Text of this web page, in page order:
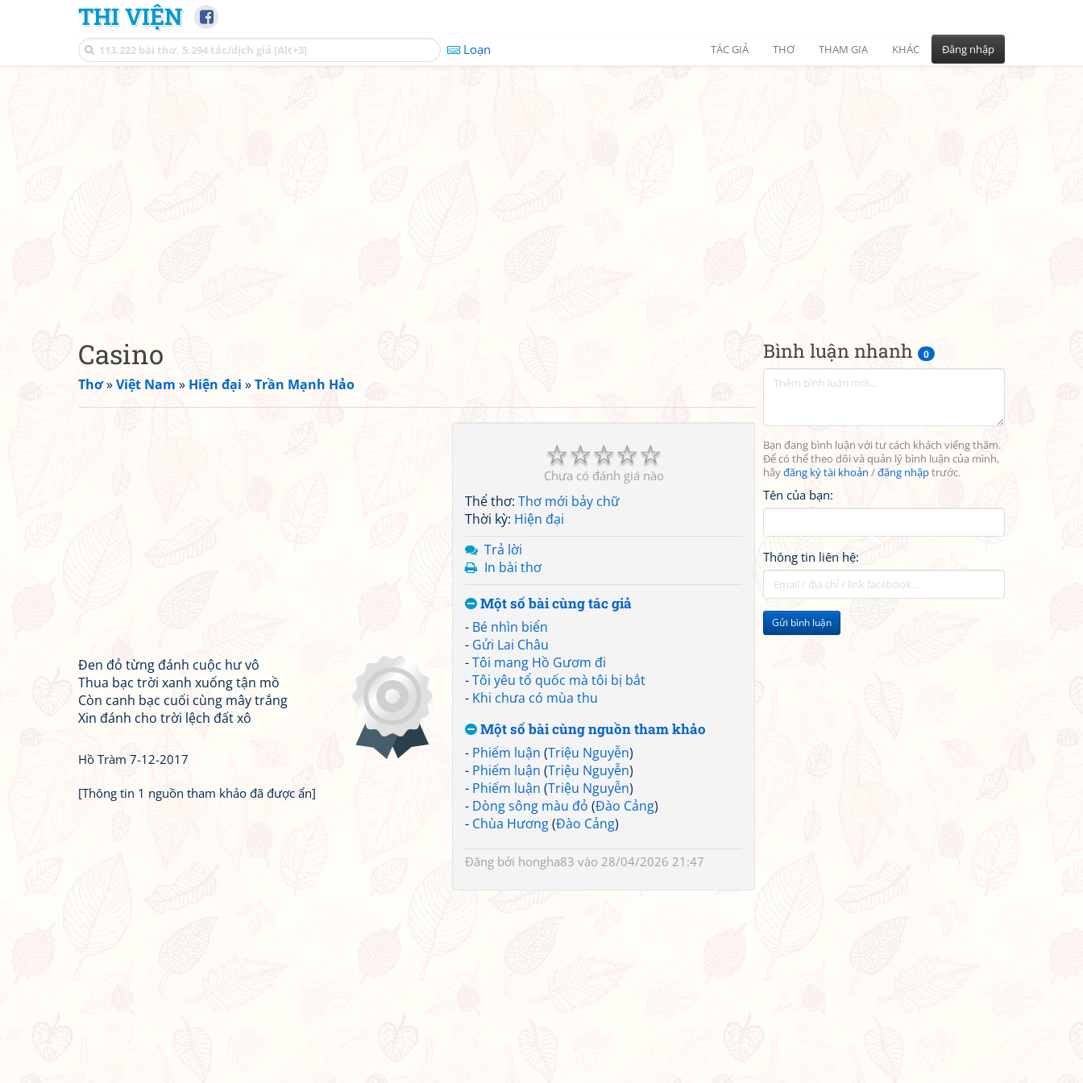
THI VIỆN
Loạn TÁC GIẢ THƠ THAM GIA KHÁC Đăng nhập
Bình luận nhanh 0
Bạn đang bình luận với tư cách khách viếng thăm.
Để có thể theo dõi và quản lý bình luận của mình,
hãyđăng ký tài khoản /đăng nhậptrước.
Tên của bạn:
Thông tin liên hệ:
Gửi bình luận
Casino
Thơ»Việt Nam » Hiện đại »Trần Mạnh Hảo
☆
☆
☆
☆
☆
Chưa có đánh giá nào
Thể thơ: Thơ mới bảy chữ
Thời kỳ: Hiện đại
Trả lời
In bài thơ
Một số bài cùng tác giả
- Bé nhìn biển
- Gửi Lai Châu
-Tôi mang Hồ Gươm đi
-Tôi yêu tổ quốc mà tôi bị bắt
- Khi chưa có mùa thu
Một số bài cùng nguồn tham khảo
- Phiếm luận (Triệu Nguyễn)
- Phiếm luận (Triệu Nguyễn)
- Phiếm luận (Triệu Nguyễn)
- Dòng sông màu đỏ (Đào Cảng)
- Chùa Hương(Đào Cảng)
Đăng bởi hongha83 vào 28/04/2026 21:47
Đen đỏ từng đánh cuộc hư vô
Thua bạc trời xanh xuống tận mồ
Còn canh bạc cuối cùng mây trắng
Xin đánh cho trời lệch đất xô
Hồ Tràm 7-12-2017
[Thông tin 1 nguồn tham khảo đã được ẩn]